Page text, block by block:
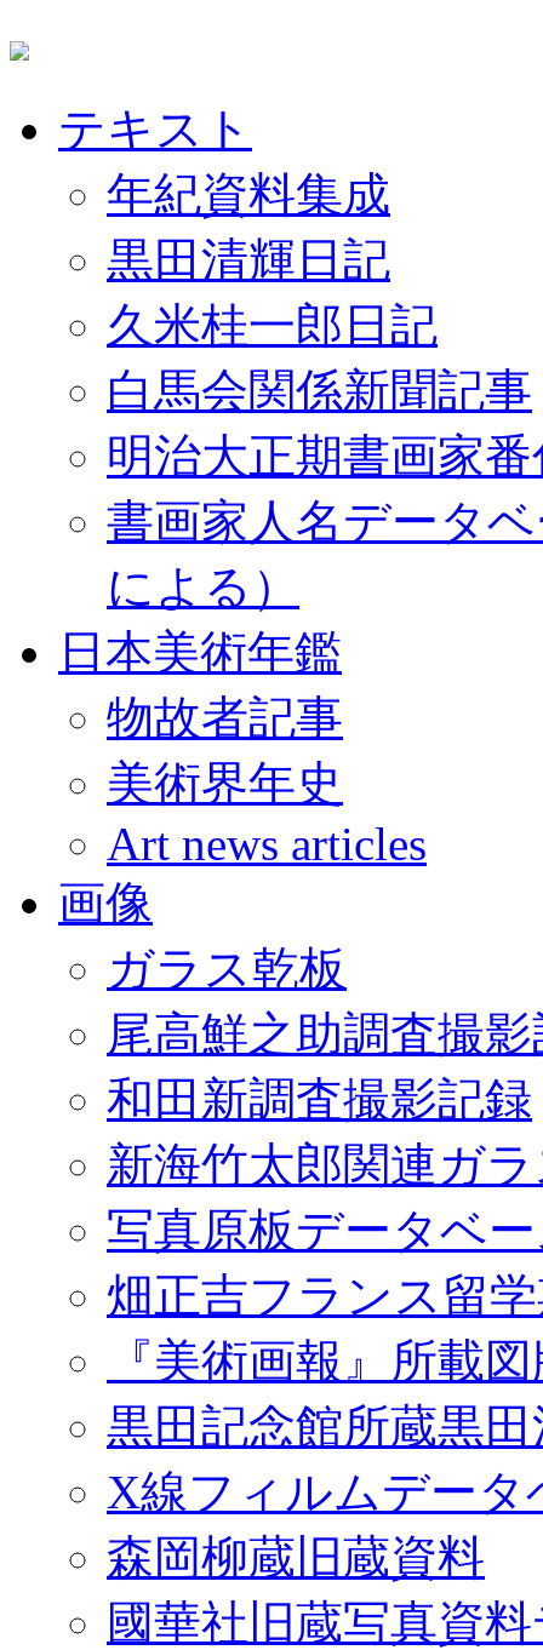
テキスト
年紀資料集成
黒田清輝日記
久米桂一郎日記
白馬会関係新聞記事
明治大正期書画家
書画家人名データ
による）
日本美術年鑑
物故者記事
美術界年史
Art news articles
画像
ガラス乾板
尾高鮮之助調査撮
和田新調査撮影記録
新海竹太郎関連ガ
写真原板データベ
畑正吉フランス留
『美術画報』所載
黒田記念館所蔵黒
X線フィルムデータ
森岡柳蔵旧蔵資料
國華社旧蔵写真資